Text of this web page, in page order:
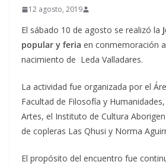
12 agosto, 2019
El sábado 10 de agosto se realizó la
popular y feria en conmemoración
nacimiento de Leda Valladares.
La actividad fue organizada por el
Facultad de Filosofía y
Artes, el Instituto de Cultura
de copleras Las Qhusi y Norma
El propósito del encuentro fue